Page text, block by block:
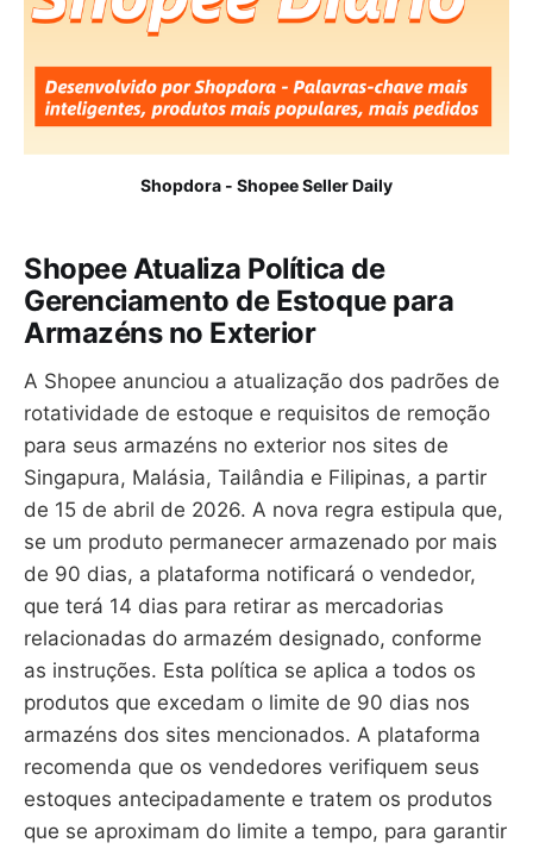
Shopdora - Shopee Seller Daily
Shopee Atualiza Política de
Gerenciamento de Estoque para
Armazéns no Exterior
A Shopee anunciou a atualização dos padrões de
rotatividade de estoque e requisitos de remoção
para seus armazéns no exterior nos sites de
Singapura, Malásia, Tailândia e Filipinas, a partir
de 15 de abril de 2026. A nova regra estipula que,
se um produto permanecer armazenado por mais
de 90 dias, a plataforma notificará o vendedor,
que terá 14 dias para retirar as mercadorias
relacionadas do armazém designado, conforme
as instruções. Esta política se aplica a todos os
produtos que excedam o limite de 90 dias nos
armazéns dos sites mencionados. A plataforma
recomenda que os vendedores verifiquem seus
estoques antecipadamente e tratem os produtos
que se aproximam do limite a tempo, para garantir